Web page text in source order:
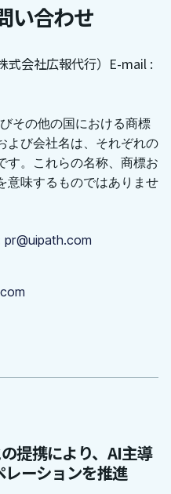
い合わせ
会社広報代行） E-mail :
その他の国における商標
よび会社名は、それぞれの
す。これらの名称、商標お
意味するものではありませ
pr@uipath.com
提携により、AI主導
ーションを推進